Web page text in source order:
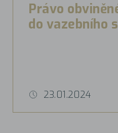
Právo
do vazebního
23.01.2024